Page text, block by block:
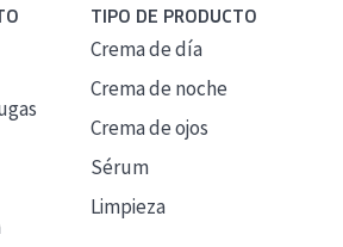
TIPO DE PRODUCTO
Crema de día
Crema de noche
Crema de ojos
Sérum
Limpieza